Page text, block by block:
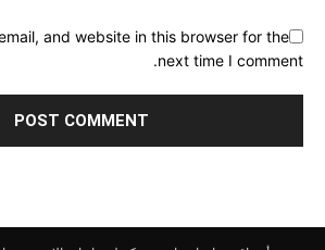
and website in this browser for the
next time I comment.